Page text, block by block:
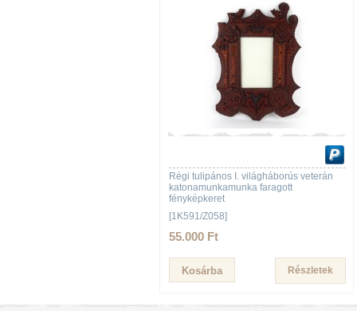
Régi tulipános I. világháborús veterán
katonamunkamunka faragott
fényképkeret
[1K591/Z058]
55.000 Ft
Részletek